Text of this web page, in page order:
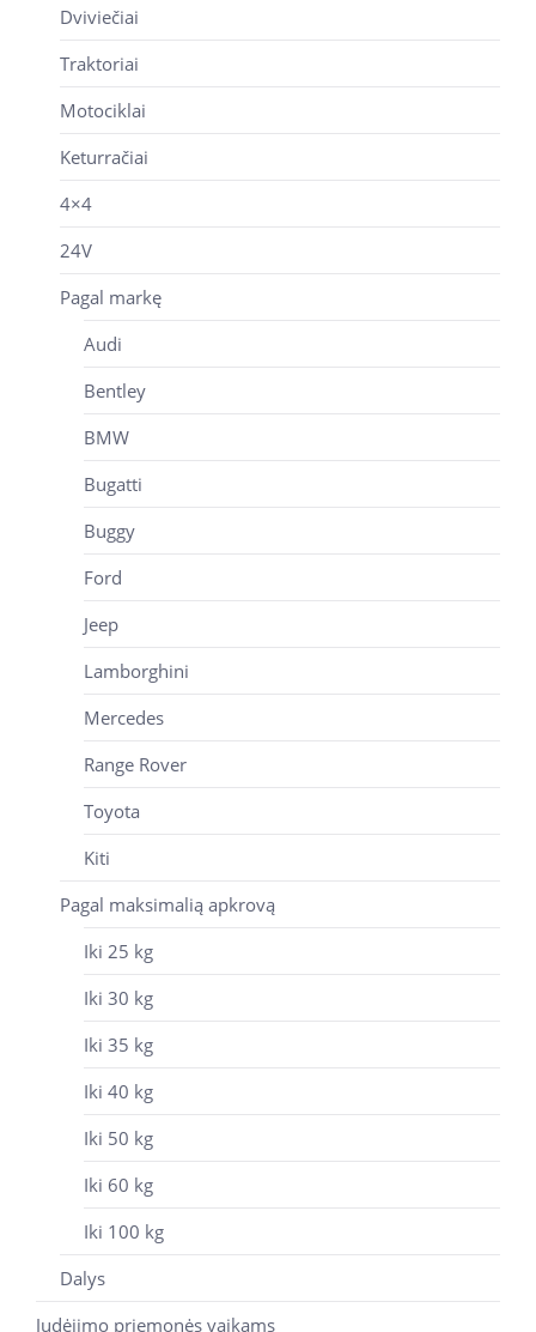
Dviviečiai
Traktoriai
Motociklai
Keturračiai
4×4
24V
Pagal markę
Audi
Bentley
BMW
Bugatti
Buggy
Ford
Jeep
Lamborghini
Mercedes
Range Rover
Toyota
Kiti
Pagal maksimalią apkrovą
Iki 25 kg
Iki 30 kg
Iki 35 kg
Iki 40 kg
Iki 50 kg
Iki 60 kg
Iki 100 kg
Dalys
Judėjimo priemonės vaikams